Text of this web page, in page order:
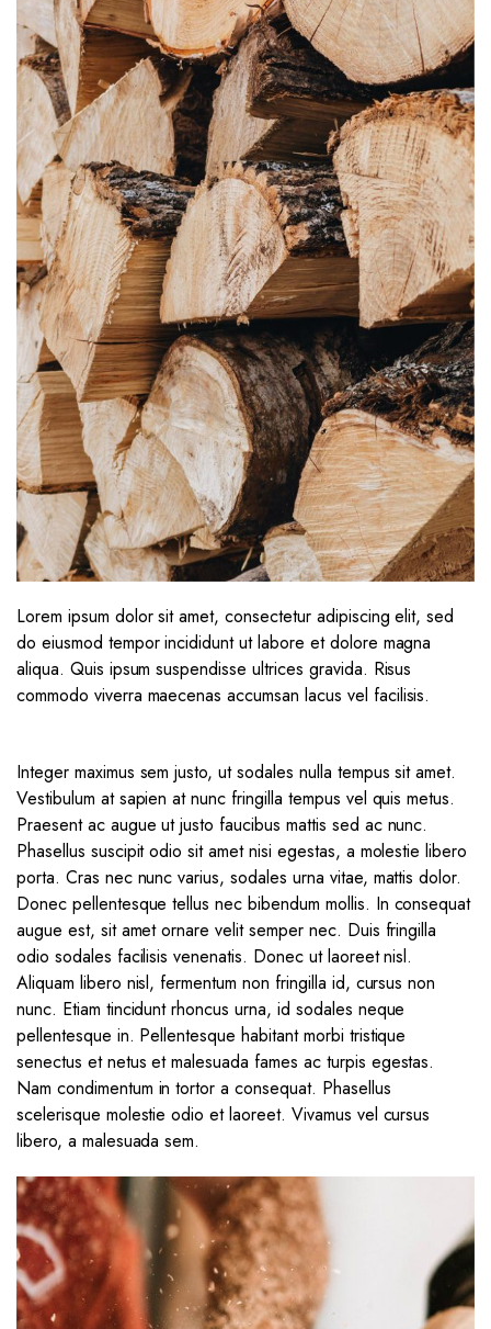
Lorem ipsum dolor sit amet, consectetur adipiscing elit, sed
do eiusmod tempor incididunt ut labore et dolore magna
aliqua. Quis ipsum suspendisse ultrices gravida. Risus
commodo viverra maecenas accumsan lacus vel facilisis.
Integer maximus sem justo, ut sodales nulla tempus sit amet.
Vestibulum at sapien at nunc fringilla tempus vel quis metus.
Praesent ac augue ut justo faucibus mattis sed ac nunc.
Phasellus suscipit odio sit amet nisi egestas, a molestie libero
porta. Cras nec nunc varius, sodales urna vitae, mattis dolor.
Donec pellentesque tellus nec bibendum mollis. In consequat
augue est, sit amet ornare velit semper nec. Duis fringilla
odio sodales facilisis venenatis. Donec ut laoreet nisl.
Aliquam libero nisl, fermentum non fringilla id, cursus non
nunc. Etiam tincidunt rhoncus urna, id sodales neque
pellentesque in. Pellentesque habitant morbi tristique
senectus et netus et malesuada fames ac turpis egestas.
Nam condimentum in tortor a consequat. Phasellus
scelerisque molestie odio et laoreet. Vivamus vel cursus
libero, a malesuada sem.